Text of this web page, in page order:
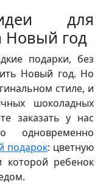
для
Новый год
подарки, без
Новый год. Но
стиле, и
шоколадных
заказать у нас
одновременно
подарок: цветную
которой ребенок